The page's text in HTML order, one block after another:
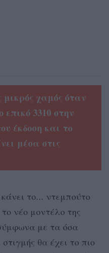
μικρός χαμός όταν
επικό 3310 στην
έκδοση και το
μέσα στις
το... ντεμπούτο
νέο μοντέλο της
με τα όσα
θα έχει το πιο